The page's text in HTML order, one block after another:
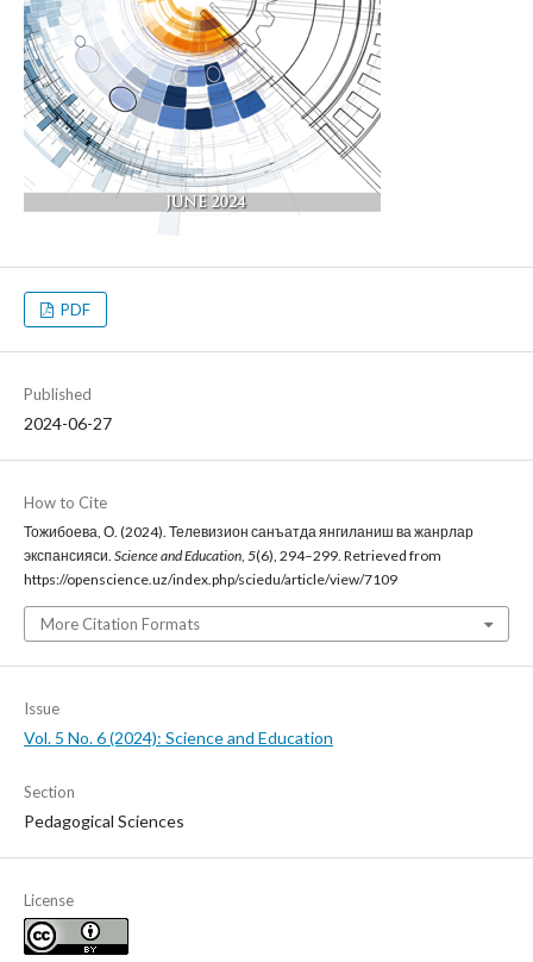
PDF
Published
2024-06-27
How to Cite
Тожибоева, О. (2024). Телевизион санъатда янгиланиш ва жанрлар
экспансияси. Science and Education, 5(6), 294–299. Retrieved from
https://openscience.uz/index.php/sciedu/article/view/7109
More Citation Formats
Issue
Vol. 5 No. 6 (2024): Science and Education
Section
Pedagogical Sciences
License